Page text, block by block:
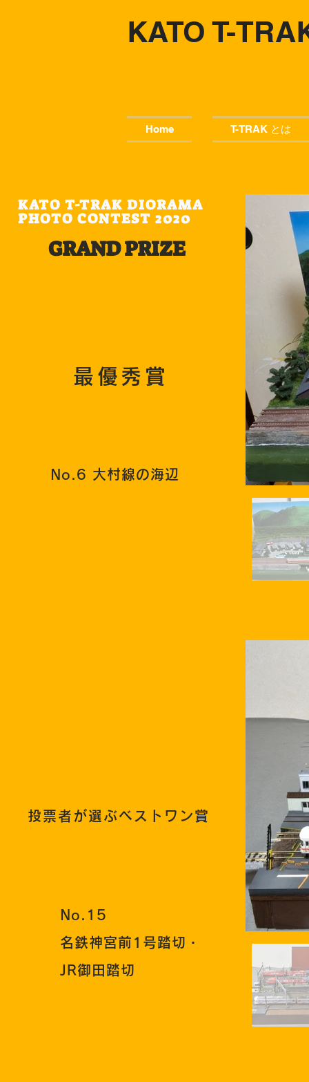
KATO T-
Home T-TRAK とは
KATO T-TRAK DIORAMA
PHOTO CONTEST 2020
GRAND PRIZE
最優秀賞
No.6 大村線の海辺
投票者が選ぶベストワン賞
No.15
名鉄神宮前1号踏切・
JR御田踏切